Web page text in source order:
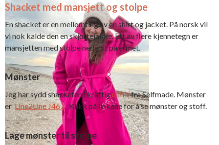
Knapp og knapphull er
prikken over ién
Shacket med mansjett og stolpe
En shacket er en mellomting av en shirt og jacket. På norsk vil
vi nok kalde den en skjortejakke. Ett av flere kjennetegn er
mansjetten med stolpe nederst på ermet.
Mønster
Jeg har sydd shacketen i kraftigullfiltfra Selfmade. Mønster
erLine2Line J467. Klikk på linkene for å se mønster og stoff.
Lage mønster til stolpe